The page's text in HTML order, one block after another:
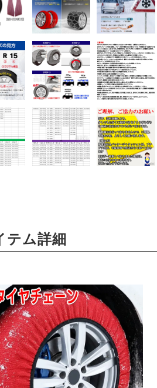
テム詳細